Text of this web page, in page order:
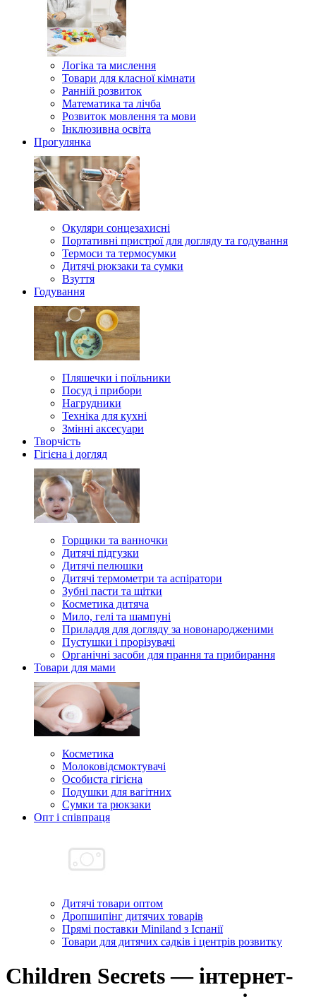
Логіка та мислення
Товари для класної кімнати
Ранній розвиток
Математика та лічба
Розвиток мовлення та мови
Інклюзивна освіта
Прогулянка
Окуляри сонцезахисні
Портативні пристрої для догляду та годування
Термоси та термосумки
Дитячі рюкзаки та сумки
Взуття
Годування
Пляшечки і поїльники
Посуд і прибори
Нагрудники
Техніка для кухні
Змінні аксесуари
Творчість
Гігієна і догляд
Горщики та ванночки
Дитячі підгузки
Дитячі пелюшки
Дитячі термометри та аспіратори
Зубні пасти та щітки
Косметика дитяча
Мило, гелі та шампуні
Приладдя для догляду за новонародженими
Пустушки і прорізувачі
Органічні засоби для прання та прибирання
Товари для мами
Косметика
Молоковідсмоктувачі
Особиста гігієна
Подушки для вагітних
Сумки та рюкзаки
Опт і співпраця
Дитячі товари оптом
Дропшипінг дитячих товарів
Прямі поставки Miniland з Іспанії
Товари для дитячих садків і центрів розвитку
Children Secrets — інтернет-